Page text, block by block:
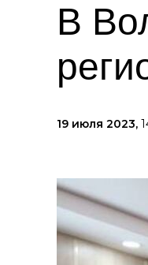
В
19 июля 2023,